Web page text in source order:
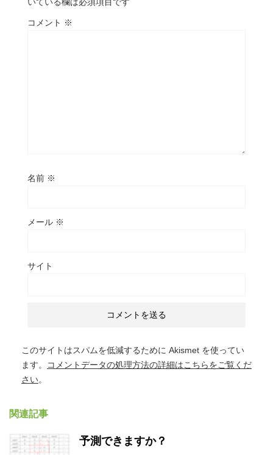
コメント ※
名前 ※
メール ※
サイト
このサイトはスパムを低減するために Akismet を使ってい
ます。
コメントデータの処理方法の詳細はこちらをご覧くだ
さい。
関連記事
予測できますか？